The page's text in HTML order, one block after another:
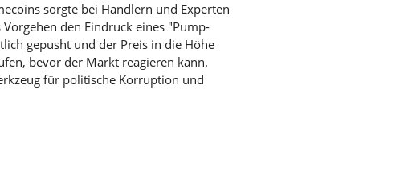
sorgte bei Händlern und Experten
den Eindruck eines "Pump-
gepusht und der Preis in die Höhe
bevor der Markt reagieren kann.
für politische Korruption und